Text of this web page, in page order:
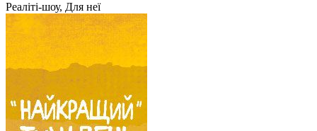
Реаліті-шоу, Для неї